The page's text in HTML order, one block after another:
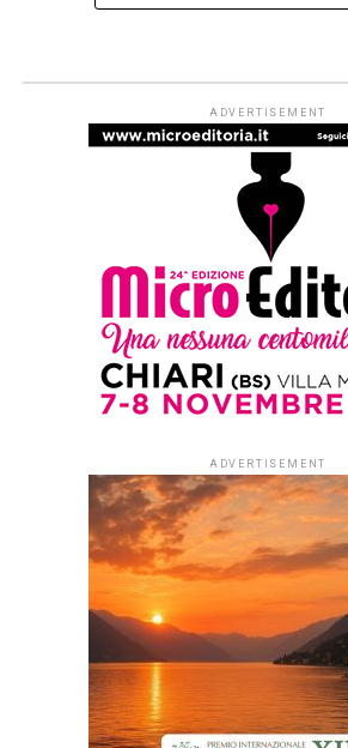
ARTICOLI & APPROFONDIMENTI
#ioleggoperché apre
d’Italia. Dal 1°
iscrizioni per
campagna di donazioni
novembre
Published 2 settimane ago on 29
By Redazione Leggere:tutti